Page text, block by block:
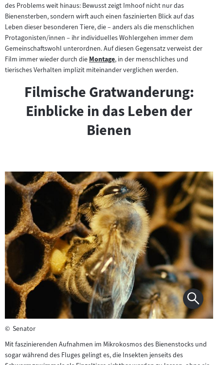
des Problems weit hinaus: Bewusst zeigt Imhoof nicht nur das
Bienensterben, sondern wirft auch einen faszinierten Blick auf das
Leben dieser besonderen Tiere, die – anders als die menschlichen
Protagonisten/innen – ihr individuelles Wohlergehen immer dem
Gemeinschaftswohl unterordnen. Auf diesen Gegensatz verweist der
Film immer wieder durch dieZum
Inhalt:
Montage, in der menschliches und
tierisches Verhalten implizit miteinander verglichen werden.
Filmische Gratwanderung:
Einblicke in das Leben der
Bienen
© Senator
Mit faszinierenden Aufnahmen im Mikrokosmos des Bienenstocks und
sogar während des Fluges gelingt es, die Insekten jenseits des